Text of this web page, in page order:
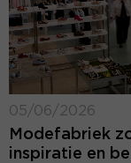
05/06/2026
Modefabriek
inspiratie en